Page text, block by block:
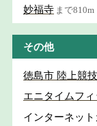
妙福寺 まで810m
その他
徳島市 陸上競
エニタイムフ
インターネッ